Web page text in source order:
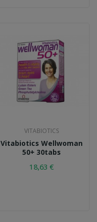
VITABIOTICS
Vitabiotics Wellwoman
50+ 30tabs
18,63 €